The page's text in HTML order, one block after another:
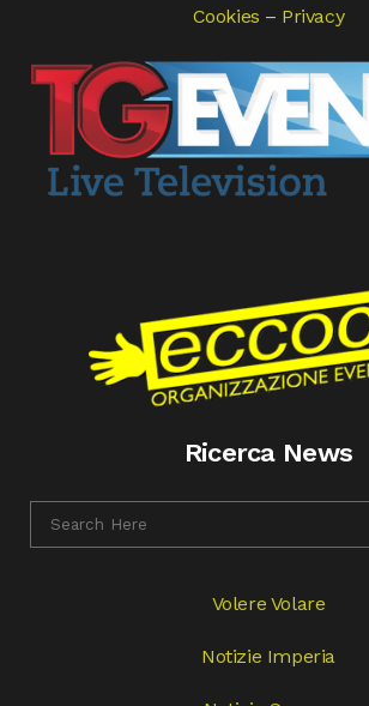
Cookies – Privacy
Ricerca News
Volere Volare
Notizie Imperia